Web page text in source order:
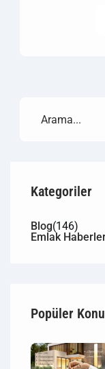
Kategoriler
Blog(146)
Emlak
Popüler